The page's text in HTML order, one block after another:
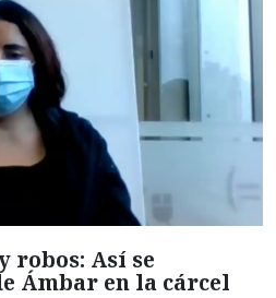
robos: Así se
Ámbar en la cárcel